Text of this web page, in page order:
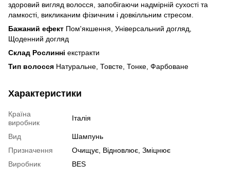
здоровий вигляд волосся, запобігаючи надмірній сухості та
ламкості, викликаним фізичним і довкілльним стресом.
Бажаний ефект Пом'якшення, Універсальний догляд,
Щоденний догляд
Склад Рослинні екстракти
Тип волосся Натуральне, Товсте, Тонке, Фарбоване
Характеристики
Країна
виробник
Італія
Вид
Шампунь
Призначення
Очищує, Відновлює, Зміцнює
Виробник
BES